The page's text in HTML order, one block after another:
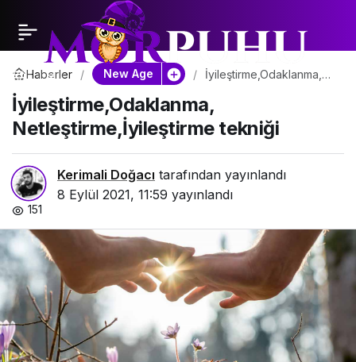
Haberler New Age
İyileştirme,Odaklanma,
tekniği
İyileştirme,Odaklanma,
Netleştirme,İyileştirme tekniği
Kerimali Doğacı tarafından yayınlandı
8 Eylül 2021, 11:59 yayınlandı
151